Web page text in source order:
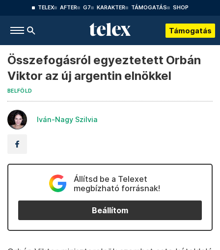
TELEX AFTER G7 KARAKTER TÁMOGATÁS SHOP
Támogatás
Összefogásról egyeztetett Orbán
Viktor az új argentin elnökkel
BELFÖLD
Iván-Nagy Szilvia
Állítsd be a Telexet
megbízható forrásnak!
Beállítom